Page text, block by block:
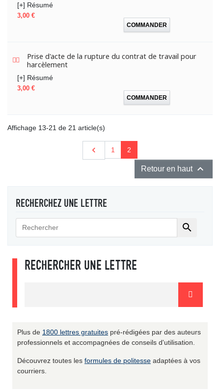
[+] Résumé
Prix
3,00 €
COMMANDER
Prise d'acte de la rupture du contrat de travail pour
harcèlement
[+] Résumé
Prix
3,00 €
COMMANDER
Affichage 13-21 de 21 article(s)
Précédent
 1 2
Retour en haut 
RECHERCHEZ UNE LETTRE

RECHERCHER UNE LETTRE
Plus de 1800 lettres gratuites pré-rédigées par des auteurs
professionnels et accompagnées de conseils d'utilisation.
Découvrez toutes les formules de politesse adaptées à vos
courriers.